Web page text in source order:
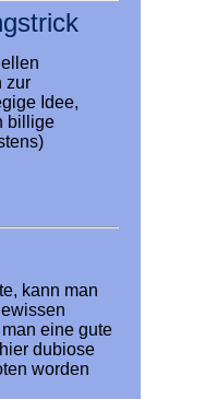
zur
Idee,
billige
kann man
eine gute
dubiose
worden